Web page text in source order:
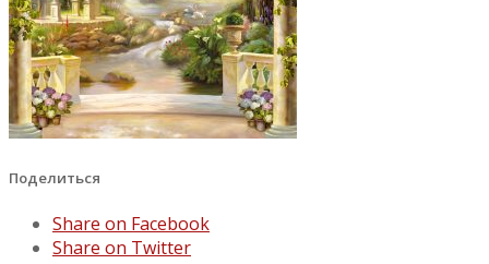
Поделиться
Share on Facebook
Share on Twitter